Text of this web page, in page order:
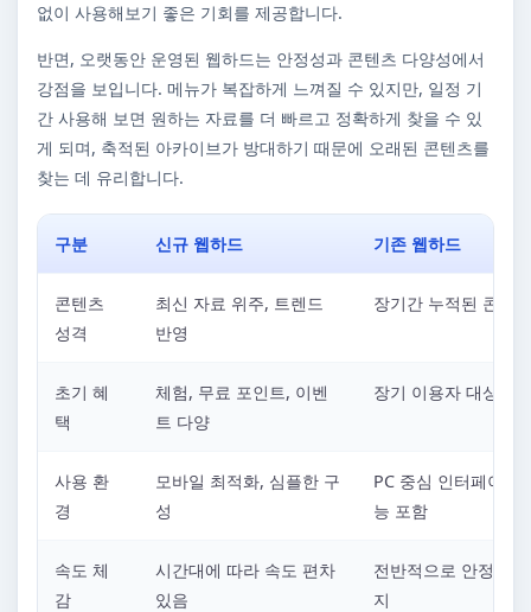
없이 사용해보기 좋은 기회를 제공합니다.
반면, 오랫동안 운영된 웹하드는 안정성과 콘텐츠 다양성에서
강점을 보입니다. 메뉴가 복잡하게 느껴질 수 있지만, 일정 기
간 사용해 보면 원하는 자료를 더 빠르고 정확하게 찾을 수 있
게 되며, 축적된 아카이브가 방대하기 때문에 오래된 콘텐츠를
찾는 데 유리합니다.
구분 신규 웹하드 기존 웹하드
콘텐츠
성격
최신 자료 위주, 트렌드
반영
장기간 누적된 콘텐
초기 혜
택
체험, 무료 포인트, 이벤
트 다양
장기 이용자 대상 혜
사용 환
경
모바일 최적화, 심플한 구
성
PC 중심 인터페이스,
능 포함
속도 체
감
시간대에 따라 속도 편차
있음
전반적으로 안정적
지